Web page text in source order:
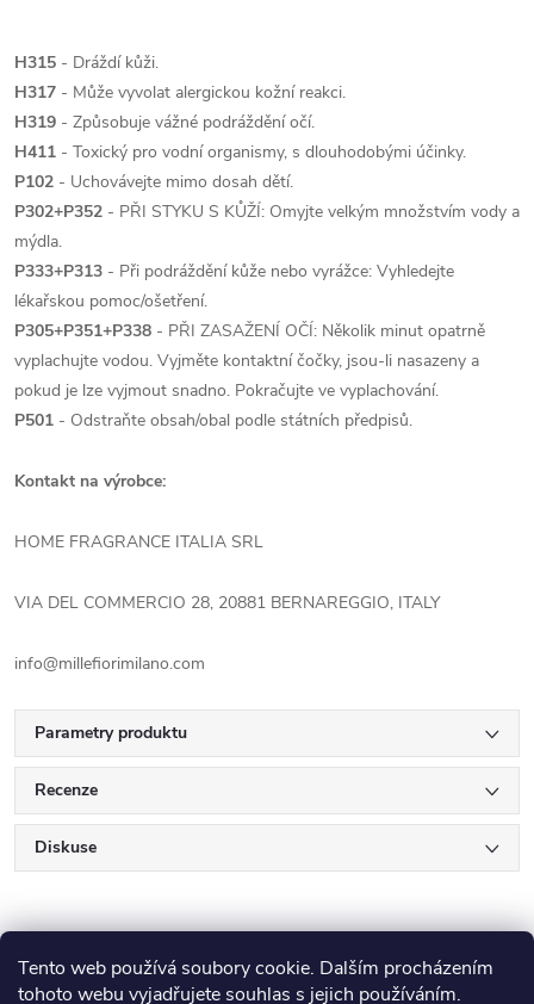
Tento web používá soubory cookie. Dalším procházením
tohoto webu vyjadřujete souhlas s jejich používáním.
H315 - Dráždí kůži.
H317 - Může vyvolat alergickou kožní reakci.
H319 - Způsobuje vážné podráždění očí.
H411 - Toxický pro vodní organismy, s dlouhodobými účinky.
P102 - Uchovávejte mimo dosah dětí.
P302+P352 - PŘI STYKU S KŮŽÍ: Omyjte velkým množstvím vody a
mýdla.
P333+P313 - Při podráždění kůže nebo vyrážce: Vyhledejte
lékařskou pomoc/ošetření.
P305+P351+P338 - PŘI ZASAŽENÍ OČÍ: Několik minut opatrně
vyplachujte vodou. Vyjměte kontaktní čočky, jsou-li nasazeny a
pokud je lze vyjmout snadno. Pokračujte ve vyplachování.
P501 - Odstraňte obsah/obal podle státních předpisů.
Kontakt na výrobce:
HOME FRAGRANCE ITALIA SRL
VIA DEL COMMERCIO 28, 20881 BERNAREGGIO, ITALY
info@millefiorimilano.com
Parametry produktu
Recenze
Diskuse